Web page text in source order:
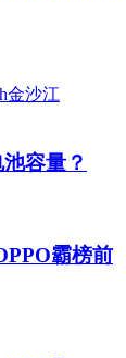
容量？
霸榜前